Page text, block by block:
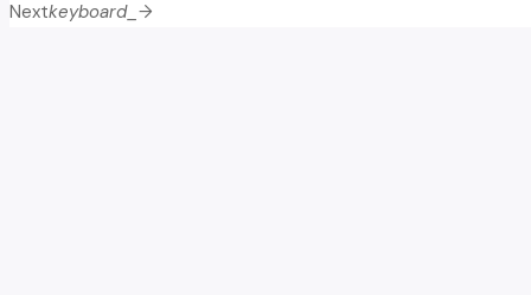
Nextkeyboard_arrow_right